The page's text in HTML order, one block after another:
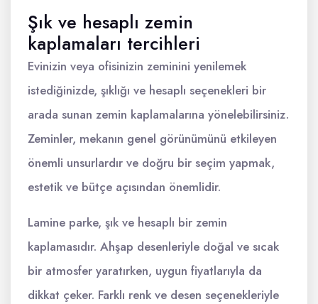
Şık ve hesaplı zemin
kaplamaları tercihleri
Evinizin veya ofisinizin zeminini yenilemek
istediğinizde, şıklığı ve hesaplı seçenekleri bir
arada sunan zemin kaplamalarına yönelebilirsiniz.
Zeminler, mekanın genel görünümünü etkileyen
önemli unsurlardır ve doğru bir seçim yapmak,
estetik ve bütçe açısından önemlidir.
Lamine parke, şık ve hesaplı bir zemin
kaplamasıdır. Ahşap desenleriyle doğal ve sıcak
bir atmosfer yaratırken, uygun fiyatlarıyla da
dikkat çeker. Farklı renk ve desen seçenekleriyle